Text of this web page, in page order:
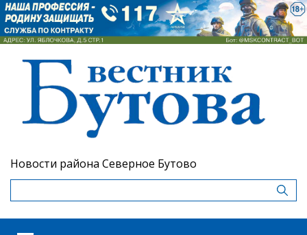
Новости района Северное Бутово